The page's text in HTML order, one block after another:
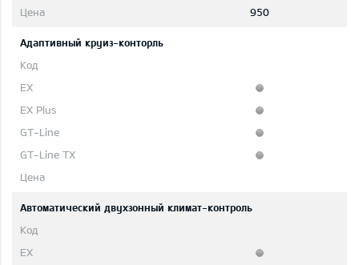
950
Адаптивный круиз-конторль
Автоматический двухзонный климат-контроль